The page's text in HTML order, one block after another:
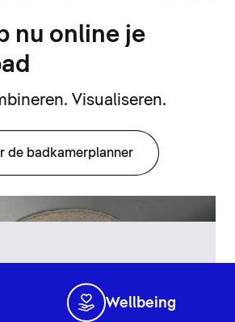
nu online je
Visualiseren.
de badkamerplanner
Wellbeing